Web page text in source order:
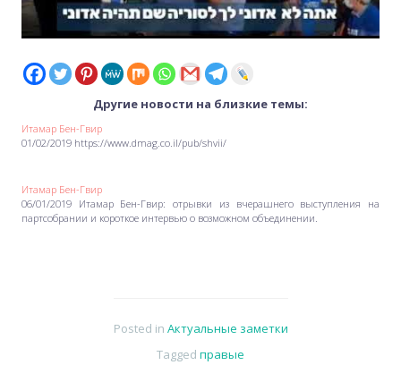
Другие новости на близкие темы:
Итамар Бен-Гвир
01/02/2019 https://www.dmag.co.il/pub/shvii/
Итамар Бен-Гвир
06/01/2019 Итамар Бен-Гвир: отрывки из вчерашнего выступления на
партсобрании и короткое интервью о возможном объединении.
Posted in Актуальные заметки
Tagged правые